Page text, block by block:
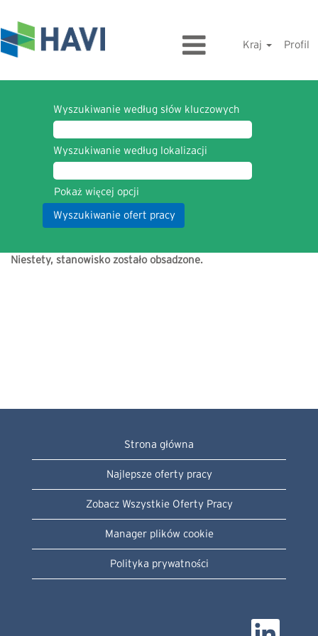
Kraj Profil
Wyszukiwanie według słów kluczowych
Wyszukiwanie według lokalizacji
Pokaż więcej opcji
Niestety, stanowisko zostało obsadzone.
Strona główna
Najlepsze oferty pracy
Zobacz Wszystkie Oferty Pracy
Manager plików cookie
Polityka prywatności
O